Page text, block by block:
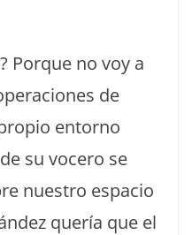
Porque no voy a
de
entorno
su vocero se
nuestro espacio
quería que el